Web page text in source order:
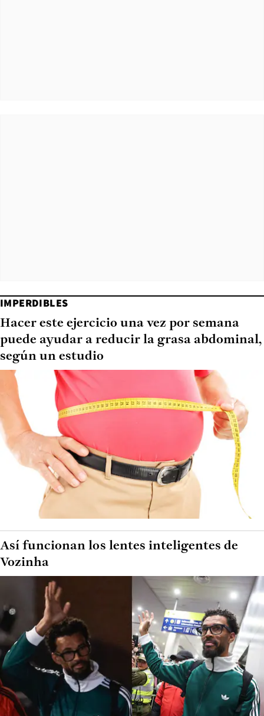
IMPERDIBLES
Hacer este ejercicio una vez por semana
puede ayudar a reducir la grasa abdominal,
según un estudio
Así funcionan los lentes inteligentes de
Vozinha